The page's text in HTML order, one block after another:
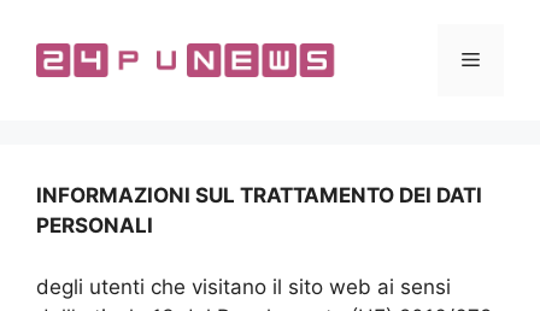
contenuto
Menu
INFORMAZIONI SUL TRATTAMENTO DEI DATI
PERSONALI
degli utenti che visitano il sito web ai sensi